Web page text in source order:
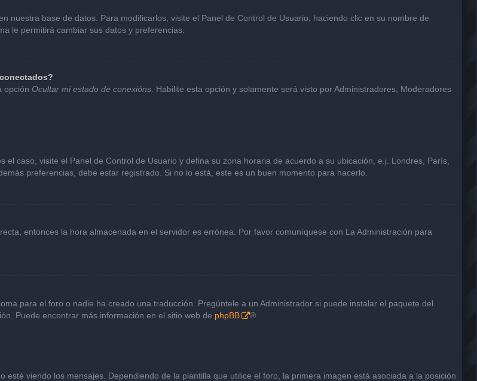
nuestra base de datos. Para modificarlos, visite el Panel de Control de Usuario; haciendo clic en su nombre de
le permitirá cambiar sus datos y preferencias.
opción Ocultar mi estado de conexións . Habilite esta opción y solamente será visto por Administradores, Moderadores
caso, visite el Panel de Control de Usuario y defina su zona horaria de acuerdo a su ubicación, e.j. Londres, París,
preferencias, debe estar registrado. Si no lo está, este es un buen momento para hacerlo.
entonces la hora almacenada en el servidor es errónea. Por favor comuníquese con La Administración para
para el foro o nadie ha creado una traducción. Pregúntele a un Administrador si puede instalar el paquete del
Puede encontrar más información en el sitio web de phpBB ®
viendo los mensajes. Dependiendo de la plantilla que utilice el foro, la primera imagen está asociada a la posición